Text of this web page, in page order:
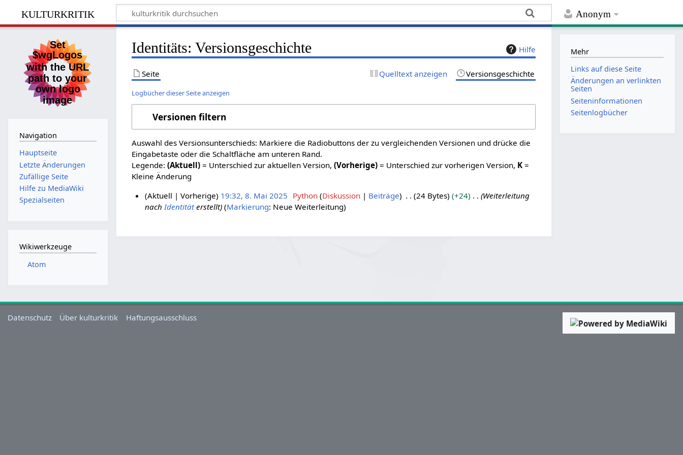
Anonym
kulturkritik
Hilfe
Identitäts: Versionsgeschichte
Seite Quelltext anzeigen Versionsgeschichte
Logbücher dieser Seite anzeigen
Versionen filtern
Auswahl des Versionsunterschieds: Markiere die Radiobuttons der zu vergleichenden Versionen und drücke die
Eingabetaste oder die Schaltfläche am unteren Rand.
Legende:(Aktuell) = Unterschied zur aktuellen Version,(Vorherige) = Unterschied zur vorherigen Version, K =
Kleine Änderung
5
Aktuell Vorherige 19:32, 8. Mai 2025 Python Diskussion Beiträge 24 Bytes +24
Weiterleitung
nachIdentitäterstellt Markierung: Neue Weiterleitung
Navigation
Hauptseite
Letzte Änderungen
Zufällige Seite
Hilfe zu MediaWiki
Spezialseiten
Wikiwerkzeuge
Atom
Mehr
Links auf diese Seite
Änderungen an verlinkten
Seiten
Seiten­­informationen
Seitenlogbücher
Datenschutz Über kulturkritik Haftungsausschluss